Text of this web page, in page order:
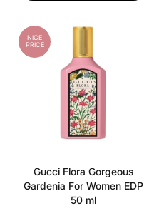
NICE
PRICE
Gucci Flora Gorgeous
Gardenia For Women EDP
50 ml